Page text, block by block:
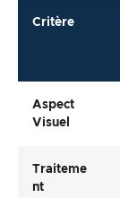
Critère
Aspect
Visuel
Traiteme
Nt